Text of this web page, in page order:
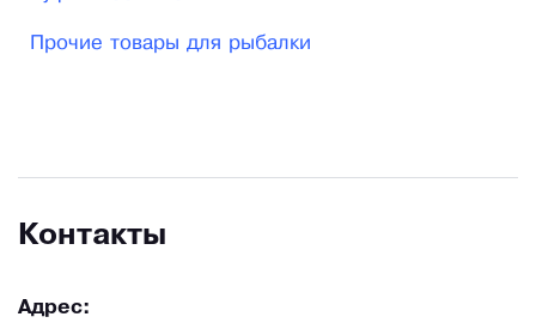
выглядит впечатляюще, производится от 200
миллиона!
Прочие товары для рыбалки
Контакты
Адрес: